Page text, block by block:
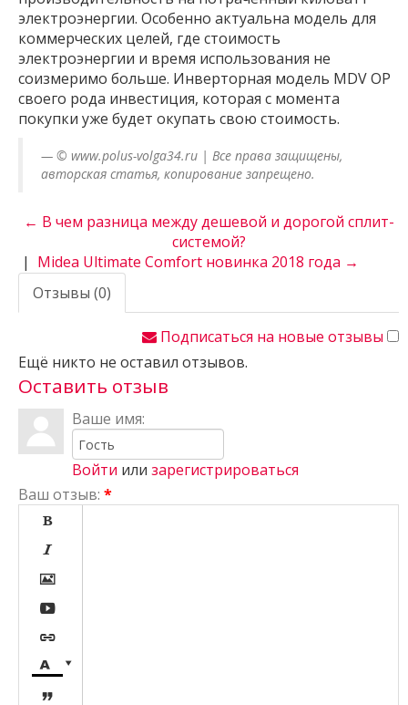
электроэнергии. Особенно актуальна модель для
коммерческих целей, где стоимость
электроэнергии и время использования не
соизмеримо больше. Инверторная модель MDV OP
своего рода инвестиция, которая с момента
покупки уже будет окупать свою стоимость.
© www.polus-volga34.ru | Все права защищены,
авторская статья, копирование запрещено.
← В чем разница между дешевой и дорогой сплит-
системой?
| Midea Ultimate Comfort новинка 2018 года →
Отзывы (0)
Подписаться на новые отзывы
Ещё никто не оставил отзывов.
Оставить отзыв
Ваше имя:
Войти или зарегистрироваться
Ваш отзыв: *







